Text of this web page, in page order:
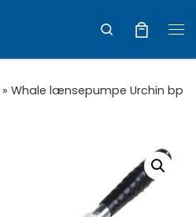
Search
» Whale lænsepumpe Urchin bp